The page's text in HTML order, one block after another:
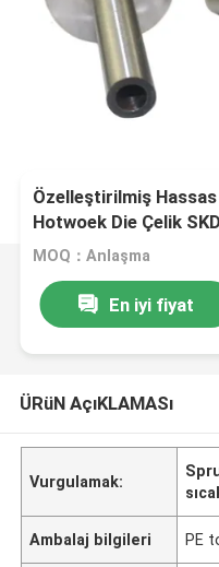
Özelleştirilmiş
Hotwoek Die Çelik
MOQ：Anlaşma
En iyi fiyat
ÜRüN AçıKLAMASı
Vurgulamak:
Ambalaj bilgileri PE